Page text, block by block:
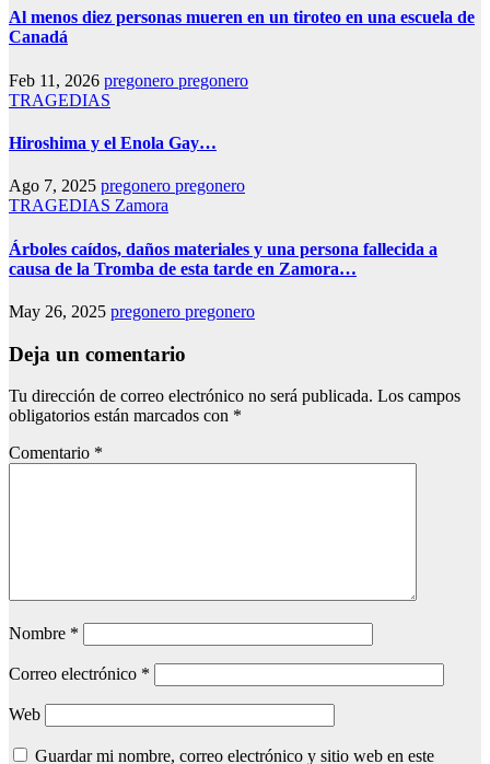
Al menos diez personas mueren en un tiroteo en una escuela de
Canadá
Feb 11, 2026 pregonero pregonero
TRAGEDIAS
Hiroshima y el Enola Gay…
Ago 7, 2025 pregonero pregonero
TRAGEDIAS Zamora
Árboles caídos, daños materiales y una persona fallecida a
causa de la Tromba de esta tarde en Zamora…
May 26, 2025 pregonero pregonero
Deja un comentario
Tu dirección de correo electrónico no será publicada. Los campos
obligatorios están marcados con *
Comentario *
Nombre *
Correo electrónico *
Web
Guardar mi nombre, correo electrónico y sitio web en este